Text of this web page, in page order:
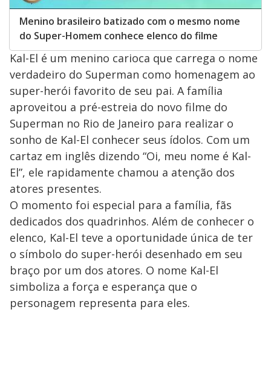
Menino brasileiro batizado com o mesmo nome
do Super-Homem conhece elenco do filme
Kal-El é um menino carioca que carrega o nome
verdadeiro do Superman como homenagem ao
super-herói favorito de seu pai. A família
aproveitou a pré-estreia do novo filme do
Superman no Rio de Janeiro para realizar o
sonho de Kal-El conhecer seus ídolos. Com um
cartaz em inglês dizendo “Oi, meu nome é Kal-
El”, ele rapidamente chamou a atenção dos
atores presentes.
O momento foi especial para a família, fãs
dedicados dos quadrinhos. Além de conhecer o
elenco, Kal-El teve a oportunidade única de ter
o símbolo do super-herói desenhado em seu
braço por um dos atores. O nome Kal-El
simboliza a força e esperança que o
personagem representa para eles.